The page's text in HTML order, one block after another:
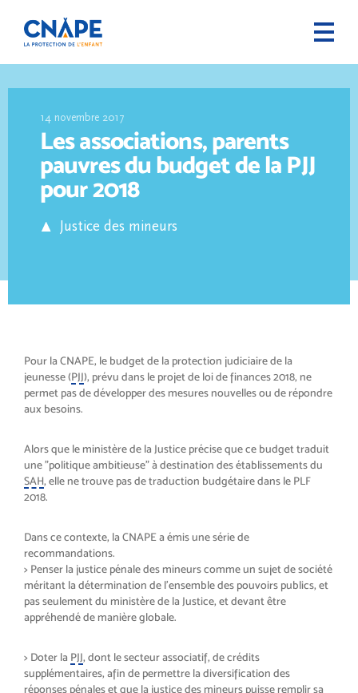
14 novembre 2017
Les associations, parents
pauvres du budget de la PJJ
pour 2018
Justice des mineurs
Pour la CNAPE, le budget de la protection judiciaire de la
jeunesse (PJJ), prévu dans le projet de loi de finances 2018, ne
permet pas de développer des mesures nouvelles ou de répondre
aux besoins.
Alors que le ministère de la Justice précise que ce budget traduit
une "politique ambitieuse" à destination des établissements du
SAH, elle ne trouve pas de traduction budgétaire dans le PLF
2018.
Dans ce contexte, la CNAPE a émis une série de
recommandations.
> Penser la justice pénale des mineurs comme un sujet de société
méritant la détermination de l’ensemble des pouvoirs publics, et
pas seulement du ministère de la Justice, et devant être
appréhendé de manière globale.
> Doter la PJJ, dont le secteur associatif, de crédits
supplémentaires, afin de permettre la diversification des
réponses pénales et que la justice des mineurs puisse remplir sa